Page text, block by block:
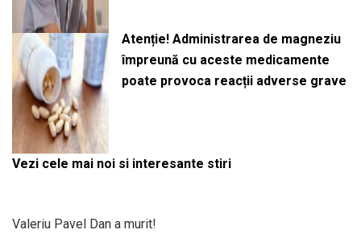
Atenție! Administrarea de magneziu
împreună cu aceste medicamente
poate provoca reacții adverse grave
Vezi cele mai noi si interesante stiri
Valeriu Pavel Dan a murit!